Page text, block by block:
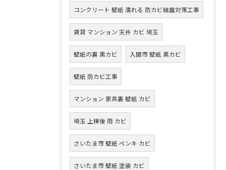
コンクリート 壁紙 濡れる 防カビ結露対策工事
賃貸 マンション 天井 カビ 埼玉
壁紙の裏 黒カビ 入間市 壁紙 黒カビ
壁紙 防カビ工事
マンション 家具裏 壁紙 カビ
埼玉 上棟後 雨 カビ
さいたま市 壁紙 ペンキ カビ
さいたま市 壁紙 塗装 カビ